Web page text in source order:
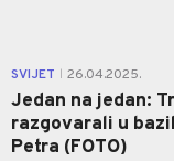
SVIJET 26.04.2025.
Jedan na jedan:
razgovarali u
Petra (FOTO)